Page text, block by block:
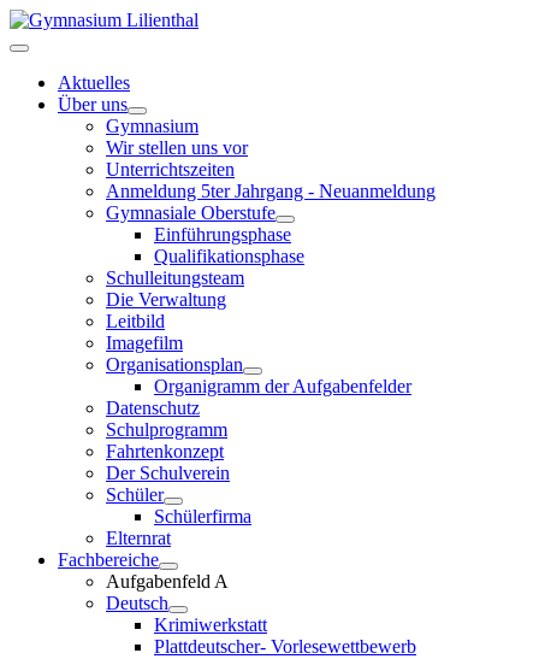
Aktuelles
Über uns
Gymnasium
Wir stellen uns vor
Unterrichtszeiten
Anmeldung 5ter Jahrgang - Neuanmeldung
Gymnasiale Oberstufe
Einführungsphase
Qualifikationsphase
Schulleitungsteam
Die Verwaltung
Leitbild
Imagefilm
Organisationsplan
Organigramm der Aufgabenfelder
Datenschutz
Schulprogramm
Fahrtenkonzept
Der Schulverein
Schüler
Schülerfirma
Elternrat
Fachbereiche
Aufgabenfeld A
Deutsch
Krimiwerkstatt
Plattdeutscher- Vorlesewettbewerb